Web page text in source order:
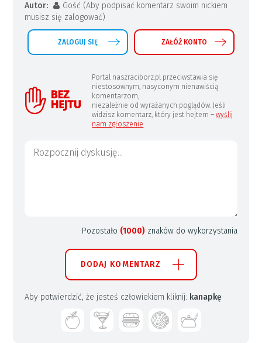
Autor:
Gość (Aby podpisać komentarz swoim nickiem
musisz się zalogować)
ZALOGUJ SIĘ ZAŁÓŻ KONTO
Portal naszraciborz.pl przeciwstawia się
niestosownym, nasyconym nienawiścią
komentarzom,
niezależnie od wyrażanych poglądów. Jeśli
widzisz komentarz, który jest hejtem –wyślij
nam zgłoszenie.
Pozostało (1000) znaków do wykorzystania
DODAJ KOMENTARZ
Aby potwierdzić, że jesteś człowiekiem kliknij: kanapkę